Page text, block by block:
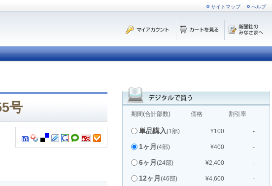
サイトマップ ヘルプ
期間(合計部数) 価格 割引率
単品購入(1部) ¥100 -
1ヶ月 (4部) ¥400 -
6ヶ月 (24部) ¥2,400 -
12ヶ月 (46部) ¥4,600 -
号